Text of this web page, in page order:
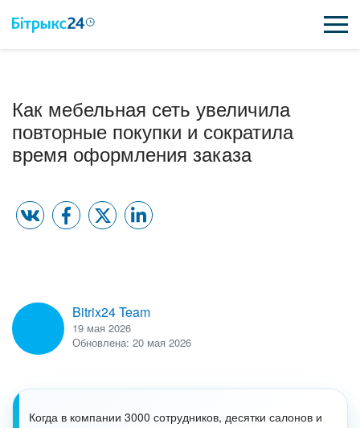
ЦЕНЫ
ИНТЕГРАЦИИ
ПОЛЕЗНОЕ
ПОЛУЧИТЬ БЕСПЛАТНО
ВХОД
Как мебельная сеть увеличила
повторные покупки и сократила
время оформления заказа
Bitrix24 Team
19 мая 2026
Обновлена: 20 мая 2026
Когда в компании 3000 сотрудников, десятки салонов и